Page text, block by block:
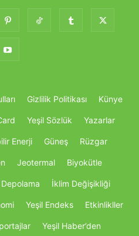
Gizlilik Politikası Künye
Yeşil Sözlük Yazarlar
Enerji Güneş Rüzgar
Jeotermal Biyokütle
Depolama İklim Değişikliği
Yeşil Endeks Etkinlikller
Yeşil Haber’den